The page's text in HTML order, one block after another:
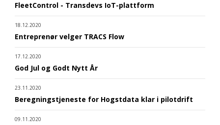
FleetControl - Transdevs IoT-plattform
18.12.2020
Entreprenør velger TRACS Flow
17.12.2020
God Jul og Godt Nytt År
23.11.2020
Beregningstjeneste for Hogstdata klar i pilotdrift
09.11.2020